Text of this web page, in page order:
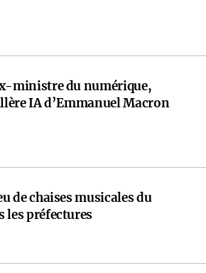
ministre du numérique,
IA d’Emmanuel Macron
de chaises musicales du
les préfectures